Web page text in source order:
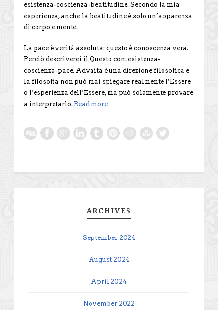
esistenza-coscienza-beatitudine. Secondo la mia
esperienza, anche la beatitudine è solo un’apparenza
di corpo e mente.
La pace è verità assoluta: questo è conoscenza vera.
Perciò descriverei il Questo con: esistenza-
coscienza-pace. Advaita è una direzione filosofica e
la filosofia non può mai spiegare realmente l’Essere
o l’esperienza dell’Essere, ma può solamente provare
a interpretarlo. Read more
ARCHIVES
September 2024
August 2024
April 2024
November 2022